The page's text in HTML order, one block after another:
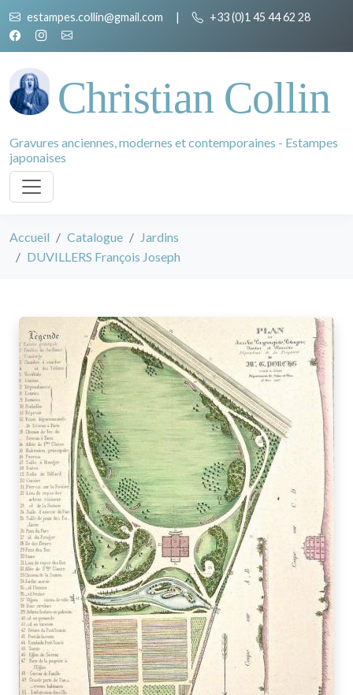
estampes.collin@gmail.com | +33 (0)1 45 44 62 28
Christian Collin
Gravures anciennes, modernes et contemporaines - Estampes
japonaises
Accueil Catalogue
Jardins
DUVILLERS François Joseph